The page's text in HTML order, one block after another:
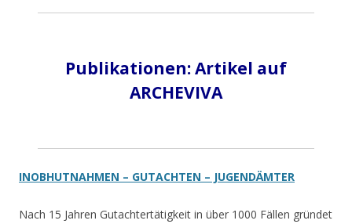
Publikationen:Artikel auf
ARCHEVIVA
INOBHUTNAHMEN – GUTACHTEN – JUGENDÄMTER
Nach 15 Jahren Gutachtertätigkeit in über 1000 Fällen gründet